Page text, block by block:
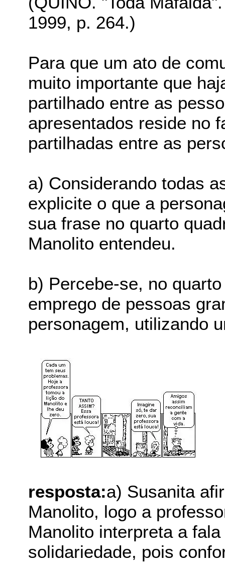
1999, p. 264.)
Para que um ato de
muito importante que
partilhado entre as
apresentados reside no
partilhadas entre as
a) Considerando todas
explicite o que a
sua frase no quarto
Manolito entendeu.
b) Percebe-se, no
emprego de pessoas
personagem, utilizando
resposta:a) Susanita
Manolito, logo a
Manolito interpreta a
solidariedade, pois